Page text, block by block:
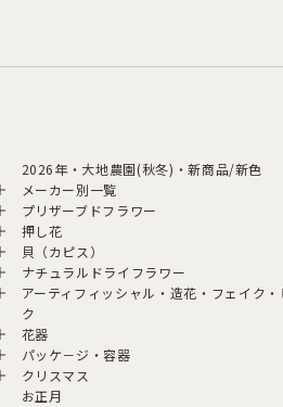
2026年・大地農園(秋冬)・新商品/新色
メーカー別一覧
プリザーブドフラワー
押し花
貝（カピス）
ナチュラルドライフラワー
アーティフィッシャル・造花・フェイク・
ク
花器
パッケ－ジ・容器
クリスマス
お正月